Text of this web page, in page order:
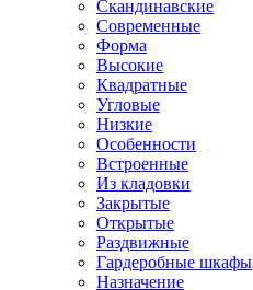
Скандинавские
Современные
Форма
Высокие
Квадратные
Угловые
Низкие
Особенности
Встроенные
Из кладовки
Закрытые
Открытые
Раздвижные
Гардеробные шкафы
Назначение